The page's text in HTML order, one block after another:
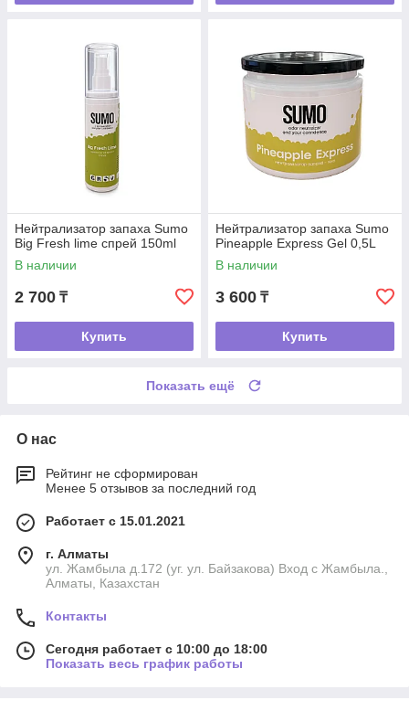
Нейтрализатор запаха Sumo
Big Fresh lime спрей 150ml
В наличии
2 700 ₸
Купить
Нейтрализатор запаха Sumo
Pineapple Express Gel 0,5L
В наличии
3 600 ₸
Купить
Показать ещё
О нас
Рейтинг не сформирован
Менее 5 отзывов за последний год
Работает с 15.01.2021
г. Алматы
ул. Жамбыла д.172 (уг. ул. Байзакова) Вход с Жамбыла.,
Алматы, Казахстан
Контакты
Сегодня работает с 10:00 до 18:00
Показать весь график работы